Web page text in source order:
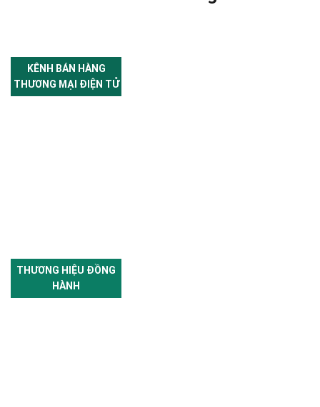
KÊNH BÁN HÀNG
THƯƠNG MẠI ĐIỆN TỬ
THƯƠNG HIỆU ĐỒNG
HÀNH